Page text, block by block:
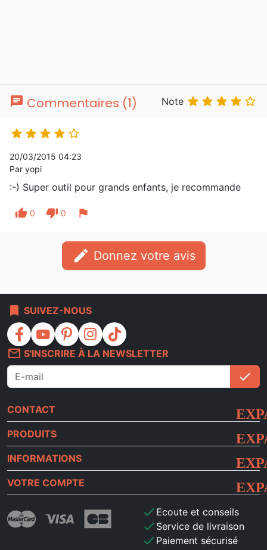
chat Commentaires (1) Note     
    
20/03/2015 04:23
Par yopi
:-) Super outil pour grands enfants, je recommande
thumb_up 0 thumb_down 0 flag
edit Donnez votre avis
bookmark SUIVEZ-NOUS
facebook youtube pinterest instagram
tiktok
mail_outline S'INSCRIRE À LA NEWSLETTER
check
CONTACT
PRODUITS
INFORMATIONS
VOTRE COMPTE
check Ecoute et conseils
check Service de livraison
check Paiement sécurisé